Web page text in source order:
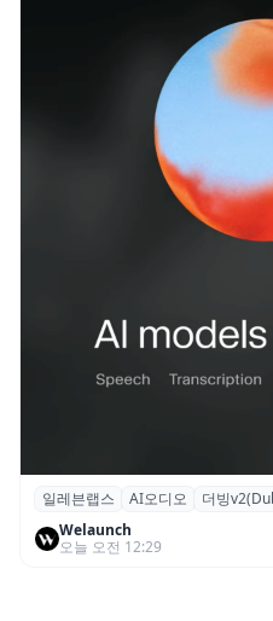
일레븐랩스, 감정·퍼
v2’ API 공개
일레븐랩스 AI오디오 더빙
Welaunch
오늘 오전 12:29